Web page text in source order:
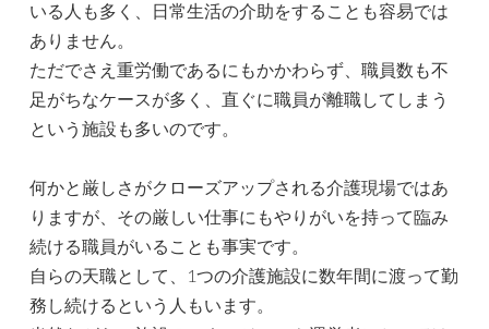
いる人も多く、日常生活の介助をすることも容易では
ありません。
ただでさえ重労働であるにもかかわらず、職員数も不
足がちなケースが多く、直ぐに職員が離職してしまう
という施設も多いのです。
何かと厳しさがクローズアップされる介護現場ではあ
りますが、その厳しい仕事にもやりがいを持って臨み
続ける職員がいることも事実です。
自らの天職として、1つの介護施設に数年間に渡って勤
務し続けるという人もいます。